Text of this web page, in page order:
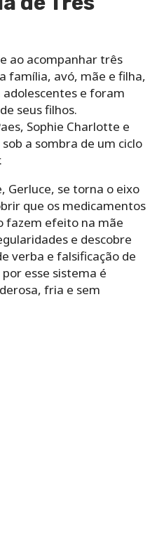
ao acompanhar três
família, avó, mãe e filha,
e foram
seus filhos.
Sophie Charlotte e
a sombra de um ciclo
Gerluce, se torna o eixo
que os medicamentos
fazem efeito na mãe
e descobre
verba e falsificação de
esse sistema é
fria e sem